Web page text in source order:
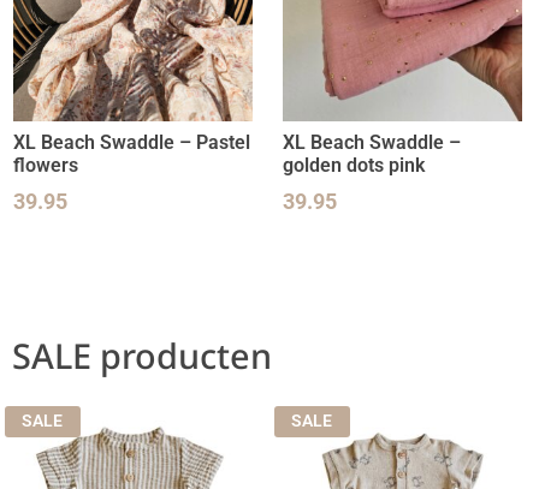
XL Beach Swaddle – Pastel
flowers
39.95
XL Beach Swaddle –
golden dots pink
39.95
SALE producten
SALE SALE